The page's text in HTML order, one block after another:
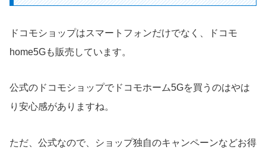
ドコモショップはスマートフォンだけでなく、ドコモ
home5Gも販売しています。
公式のドコモショップでドコモホーム5Gを買うのはやは
り安心感がありますね。
ただ、公式なので、ショップ独自のキャンペーンなどお得